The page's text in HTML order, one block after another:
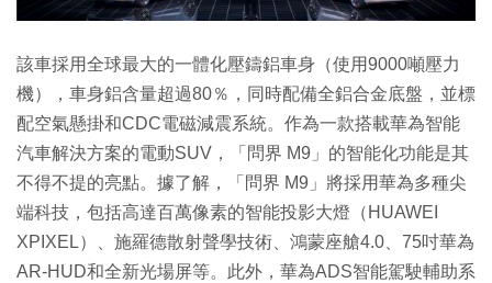
該車採用全球最大的一體化壓鑄鋁車身（使用9000噸壓力
機），車身鋁含量超過80％，同時配備全鋁合金底盤，並標
配空氣懸掛和CDC電磁減震系統。作為一款搭載華為智能
汽車解決方案的電動SUV，「問界 M9」的智能化功能是其
不得不提的亮點。據了解，「問界 M9」將採用華為多種尖
端科技，包括高達百萬像素的智能投影大燈（HUAWEI
XPIXEL）、施羅德散射聲學技術、鴻蒙座艙4.0、75吋華為
AR-HUD和全新光場屏等。此外，華為ADS智能駕駛輔助系